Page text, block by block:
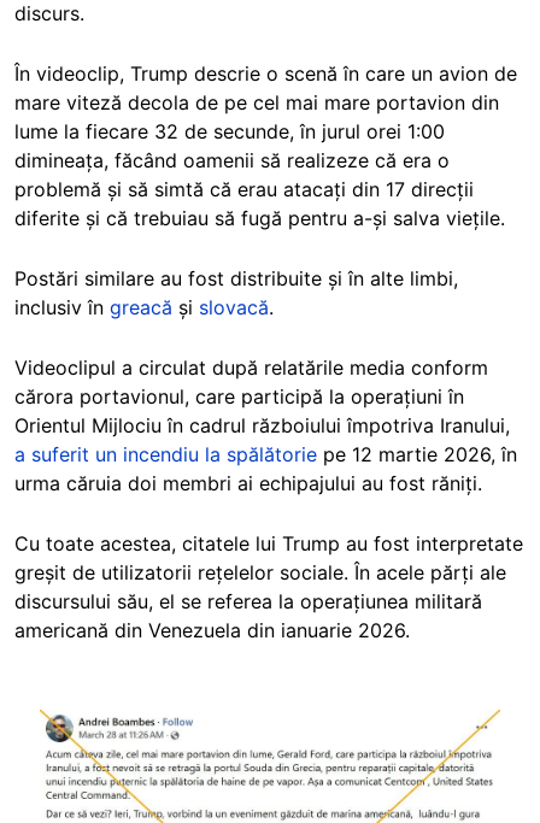
discurs.
În videoclip, Trump descrie o scenă în care un avion de
mare viteză decola de pe cel mai mare portavion din
lume la fiecare 32 de secunde, în jurul orei 1:00
dimineața, făcând oamenii să realizeze că era o
problemă și să simtă că erau atacați din 17 direcții
diferite și că trebuiau să fugă pentru a-și salva viețile.
Postări similare au fost distribuite și în alte limbi,
inclusiv în greacă și slovacă.
Videoclipul a circulat după relatările media conform
cărora portavionul, care participă la operațiuni în
Orientul Mijlociu în cadrul războiului împotriva Iranului,
a suferit un incendiu la spălătorie pe 12 martie 2026, în
urma căruia doi membri ai echipajului au fost răniți.
Cu toate acestea, citatele lui Trump au fost interpretate
greșit de utilizatorii rețelelor sociale. În acele părți ale
discursului său, el se referea la operațiunea militară
americană din Venezuela din ianuarie 2026.
Image